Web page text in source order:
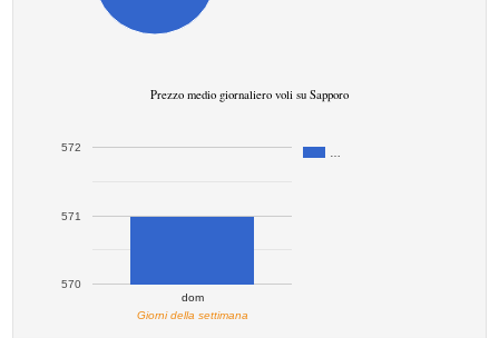
Prezzo medio giornaliero voli su Sapporo
dom
570
571
572
Giorni della settimana